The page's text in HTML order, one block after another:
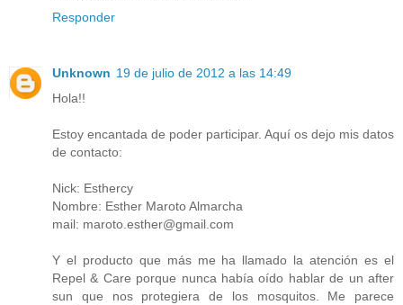
Responder
Unknown 19 de julio de 2012 a las 14:49
Hola!!
Estoy encantada de poder participar. Aquí os dejo mis datos
de contacto:
Nick: Esthercy
Nombre: Esther Maroto Almarcha
mail: maroto.esther@gmail.com
Y el producto que más me ha llamado la atención es el
Repel & Care porque nunca había oído hablar de un after
sun que nos protegiera de los mosquitos. Me parece